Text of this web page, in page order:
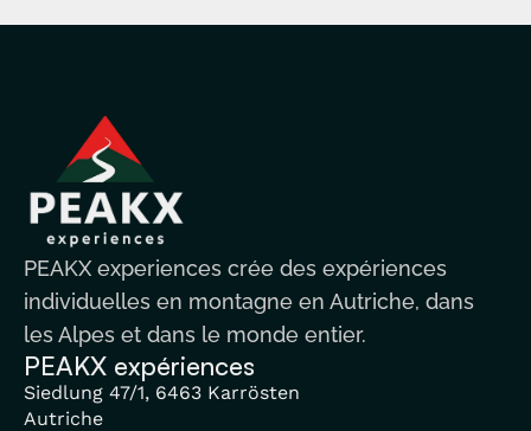
PEAKX experiences crée des expériences
individuelles en montagne en Autriche, dans
les Alpes et dans le monde entier.
PEAKX expériences
Siedlung 47/1, 6463 Karrösten
Autriche